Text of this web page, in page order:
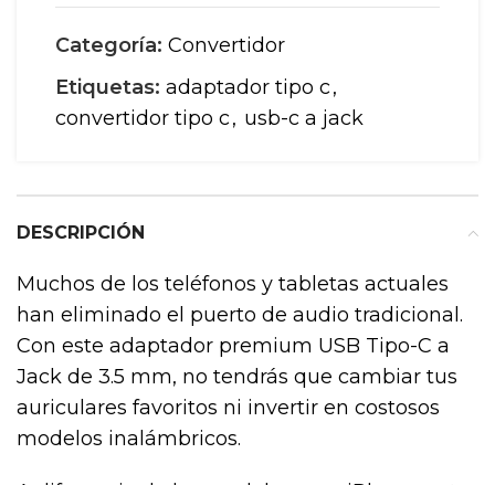
Categoría: Convertidor
Etiquetas: adaptador tipo c,
convertidor tipo c, usb-c a jack
DESCRIPCIÓN
Muchos de los teléfonos y tabletas actuales
han eliminado el puerto de audio tradicional.
Con este adaptador premium USB Tipo-C a
Jack de 3.5 mm, no tendrás que cambiar tus
auriculares favoritos ni invertir en costosos
modelos inalámbricos.